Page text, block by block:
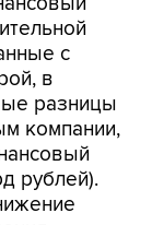
с
в
разницы
компании,
рублей).
в